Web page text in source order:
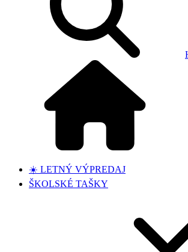
☀️ LETNÝ VÝPREDAJ
ŠKOLSKÉ TAŠKY